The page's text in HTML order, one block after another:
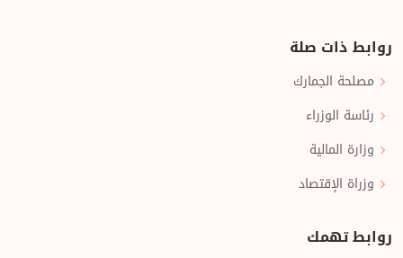
روابط ذات صلة
مصلحة الجمارك
رئاسة الوزراء
وزارة المالية
وزراة الإقتصاد
روابط تهمك